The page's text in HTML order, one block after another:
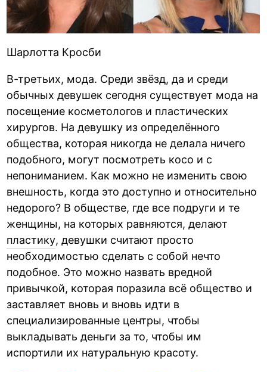
Шарлотта Кросби
В-третьих, мода. Среди звёзд, да и среди
обычных девушек сегодня существует мода на
посещение косметологов и пластических
хирургов. На девушку из определённого
общества, которая никогда не делала ничего
подобного, могут посмотреть косо и с
непониманием. Как можно не изменить свою
внешность, когда это доступно и относительно
недорого? В обществе, где все подруги и те
женщины, на которых равняются, делают
пластику, девушки считают просто
необходимостью сделать с собой нечто
подобное. Это можно назвать вредной
привычкой, которая поразила всё общество и
заставляет вновь и вновь идти в
специализированные центры, чтобы
выкладывать деньги за то, чтобы им
испортили их натуральную красоту.